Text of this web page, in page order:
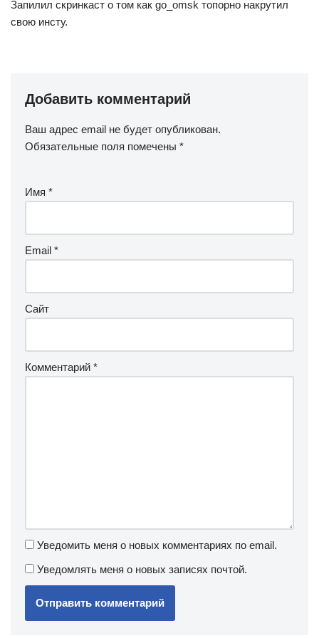
Запилил скринкаст о том как go_omsk топорно накрутил
свою инсту.
Добавить комментарий
Ваш адрес email не будет опубликован.
Обязательные поля помечены *
Имя *
Email *
Сайт
Комментарий *
Уведомить меня о новых комментариях по email.
Уведомлять меня о новых записях почтой.